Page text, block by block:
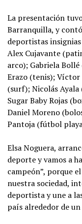
La presentación
Barranquilla, y
deportistas
Alex Cujavante
arco); Gabriela
Erazo (tenis); Víctor
(surf); Nicolás
Sugar Baby Rojas
Daniel Moreno
Pantoja (fútbol
Elsa Noguera,
deporte y vamos a
campeón”, porque
nuestra sociedad,
deportista y une a
país alrededor de